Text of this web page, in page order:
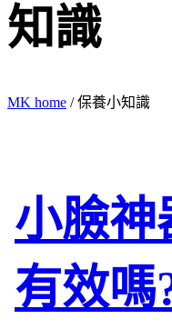
知識
MK home / 保養小知識
小臉神
有效嗎